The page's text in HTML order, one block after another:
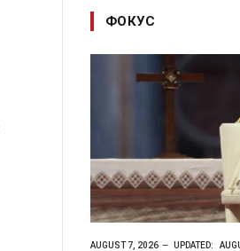
ФОКУС
AUGUST 7, 2026 UPDATED: